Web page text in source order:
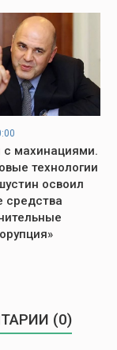
с махинациями.
технологии
освоил
средства
(0)